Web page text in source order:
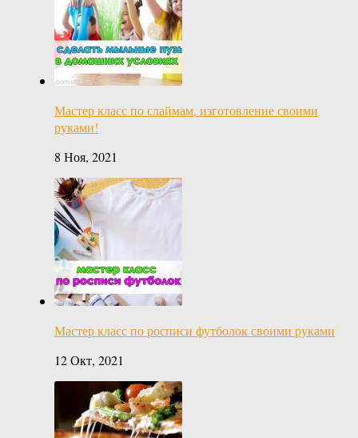
Мастер класс по слаймам, изготовление своими
руками!
8 Ноя, 2021
Мастер класс по росписи футболок своими руками
12 Окт, 2021